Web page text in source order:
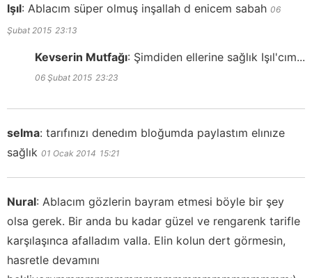
Işıl: Ablacım süper olmuş inşallah d enicem sabah 06
Şubat 2015 23:13
Kevserin Mutfağı: Şimdiden ellerine sağlık Işıl'cım...
06 Şubat 2015 23:23
selma: tarıfınızı denedım bloğumda paylastım elınıze
sağlık 01 Ocak 2014 15:21
Nural: Ablacım gözlerin bayram etmesi böyle bir şey
olsa gerek. Bir anda bu kadar güzel ve rengarenk tarifle
karşılaşınca afalladım valla. Elin kolun dert görmesin,
hasretle devamını